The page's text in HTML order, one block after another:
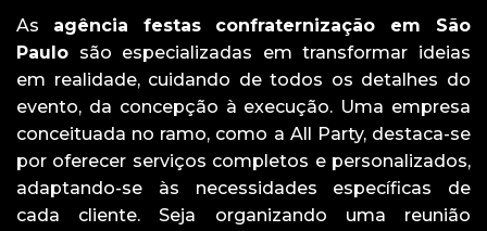
As agência festas confraternização em São
Paulo são especializadas em transformar ideias
em realidade, cuidando de todos os detalhes do
evento, da concepção à execução. Uma empresa
conceituada no ramo, como a All Party, destaca-se
por oferecer serviços completos e personalizados,
adaptando-se às necessidades específicas de
cada cliente. Seja organizando uma reunião